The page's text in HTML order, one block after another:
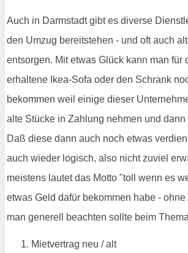
Auch in Darmstadt gibt es diverse
den Umzug bereitstehen - und oft auch
entsorgen. Mit etwas Glück kann man für
erhaltene Ikea-Sofa oder den Schrank
bekommen weil einige dieser
alte Stücke in Zahlung nehmen und dann
Daß diese dann auch noch etwas
auch wieder logisch, also nicht zuviel
meistens lautet das Motto "toll wenn es
etwas Geld dafür bekommen habe -
man generell beachten sollte beim
Mietvertrag neu / alt